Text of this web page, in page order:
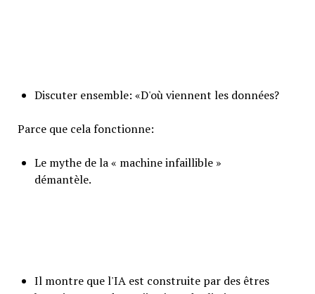
Discuter ensemble: «D'où viennent les données?
Parce que cela fonctionne:
Le mythe de la « machine infaillible »
démantèle.
Il montre que l'IA est construite par des êtres